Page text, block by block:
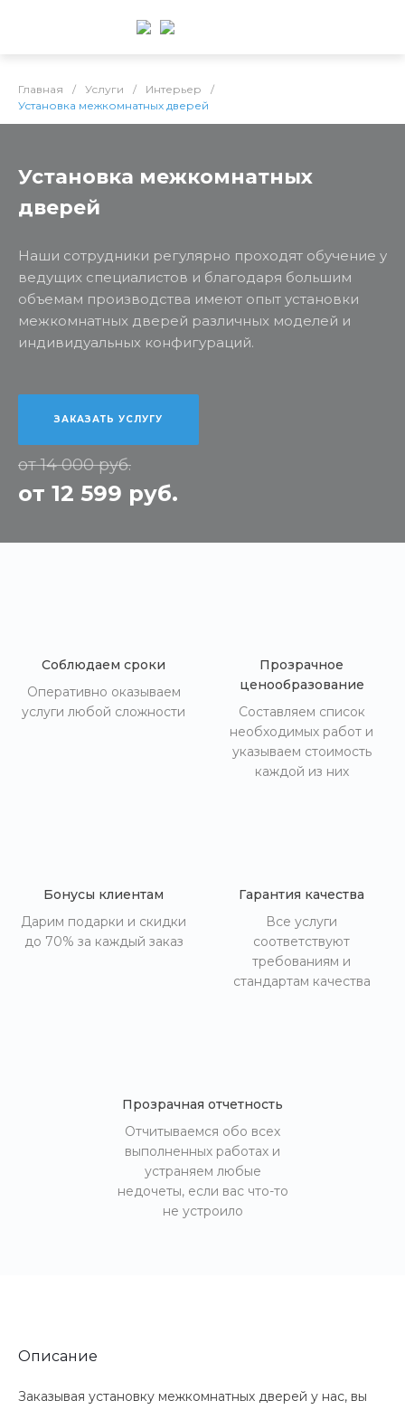
Главная / Услуги / Интерьер
/
Установка межкомнатных дверей
Установка межкомнатных
дверей
Наши сотрудники регулярно проходят обучение у
ведущих специалистов и благодаря большим
объемам производства имеют опыт установки
межкомнатных дверей различных моделей и
индивидуальных конфигураций.
ЗАКАЗАТЬ УСЛУГУ
от 14 000 руб.
от 12 599 руб.
Соблюдаем сроки
Оперативно оказываем
услуги любой сложности
Прозрачное
ценообразование
Составляем список
необходимых работ и
указываем стоимость
каждой из них
Бонусы клиентам
Дарим подарки и скидки
до 70% за каждый заказ
Гарантия качества
Все услуги
соответствуют
требованиям и
стандартам качества
Прозрачная отчетность
Отчитываемся обо всех
выполненных работах и
устраняем любые
недочеты, если вас что-то
не устроило
Описание
Заказывая установку межкомнатных дверей у нас, вы